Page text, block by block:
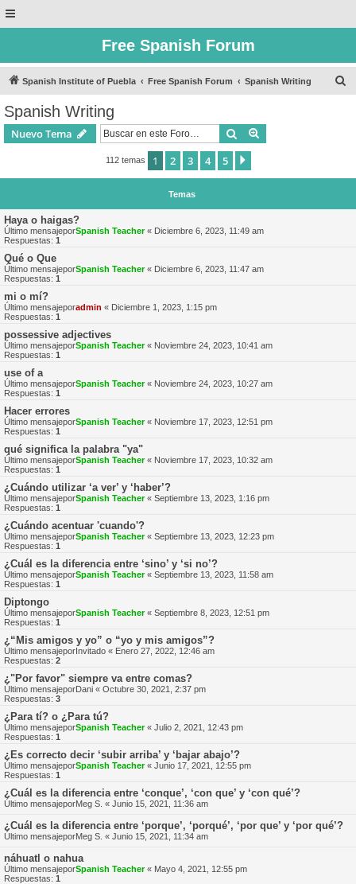
Free Spanish Forum
Spanish Institute of Puebla Free Spanish Forum Spanish Writing
Spanish Writing
Nuevo Tema Buscar
112 temas 1 2 3 4 5
Temas
Haya o haigas?
Último mensajeporSpanish Teacher« Diciembre 6, 2023, 11:49 am
Respuestas: 1
Qué o Que
Último mensajeporSpanish Teacher« Diciembre 6, 2023, 11:47 am
Respuestas: 1
mi o mí?
Último mensajeporadmin « Diciembre 1, 2023, 1:15 pm
Respuestas: 1
possessive adjectives
Último mensajeporSpanish Teacher« Noviembre 24, 2023, 10:41 am
Respuestas: 1
use of a
Último mensajeporSpanish Teacher« Noviembre 24, 2023, 10:27 am
Respuestas: 1
Hacer errores
Último mensajeporSpanish Teacher« Noviembre 17, 2023, 12:51 pm
Respuestas: 1
qué significa la palabra "ya"
Último mensajeporSpanish Teacher« Noviembre 17, 2023, 10:32 am
Respuestas: 1
¿Cuándo utilizar ‘a ver’ y ‘haber’?
Último mensajeporSpanish Teacher« Septiembre 13, 2023, 1:16 pm
Respuestas: 1
¿Cuándo acentuar 'cuando'?
Último mensajeporSpanish Teacher« Septiembre 13, 2023, 12:23 pm
Respuestas: 1
¿Cuál es la diferencia entre ‘sino’ y ‘si no’?
Último mensajeporSpanish Teacher« Septiembre 13, 2023, 11:58 am
Respuestas: 1
Diptongo
Último mensajeporSpanish Teacher« Septiembre 8, 2023, 12:51 pm
Respuestas: 1
¿“Mis amigos y yo” o “yo y mis amigos”?
Último mensajeporInvitado « Enero 27, 2022, 12:46 am
Respuestas: 2
¿"Por favor" siempre va entre comas?
Último mensajeporDani « Octubre 30, 2021, 2:37 pm
Respuestas: 3
¿Para tí? o ¿Para tú?
Último mensajeporSpanish Teacher« Julio 2, 2021, 12:43 pm
Respuestas: 1
¿Es correcto decir ‘subir arriba’ y ‘bajar abajo’?
Último mensajeporSpanish Teacher« Junio 17, 2021, 12:55 pm
Respuestas: 1
¿Cuál es la diferencia entre ‘conque’, ‘con que’ y ‘con qué’?
Último mensajeporMeg S. « Junio 15, 2021, 11:36 am
¿Cuál es la diferencia entre ‘porque’, ‘porqué’, ‘por que’ y ‘por qué’?
Último mensajeporMeg S. « Junio 15, 2021, 11:34 am
náhuatl o nahua
Último mensajeporSpanish Teacher« Mayo 4, 2021, 12:55 pm
Respuestas: 1